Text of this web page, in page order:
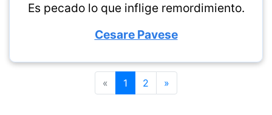
Es pecado lo que inflige remordimiento.
Cesare Pavese
« 1 2 »